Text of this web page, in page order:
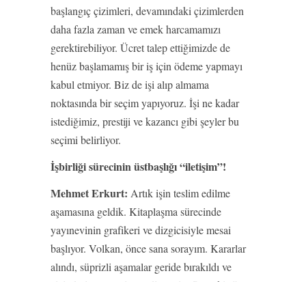
başlangıç çizimleri, devamındaki çizimlerden
daha fazla zaman ve emek harcamamızı
gerektirebiliyor. Ücret talep ettiğimizde de
henüz başlamamış bir iş için ödeme yapmayı
kabul etmiyor. Biz de işi alıp almama
noktasında bir seçim yapıyoruz. İşi ne kadar
istediğimiz, prestiji ve kazancı gibi şeyler bu
seçimi belirliyor.
İşbirliği sürecinin üstbaşlığı “iletişim”!
Mehmet Erkurt: Artık işin teslim edilme
aşamasına geldik. Kitaplaşma sürecinde
yayınevinin grafikeri ve dizgicisiyle mesai
başlıyor. Volkan, önce sana sorayım. Kararlar
alındı, süprizli aşamalar geride bırakıldı ve